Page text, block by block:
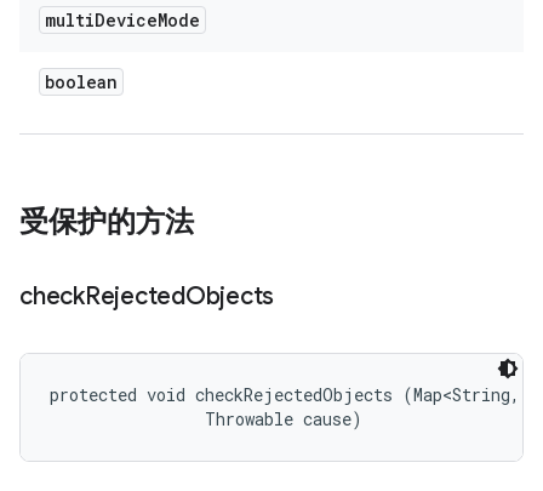
multiDeviceMode
boolean
受保护的方法
checkRejectedObjects
protected void checkRejectedObjects
                Throwable cause)